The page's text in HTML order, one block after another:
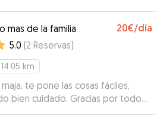
mas de la familia 20€/día
5.0 (2 Reservas)
km
te pone las cosas fáciles,
bien cuidado. Gracias por todo